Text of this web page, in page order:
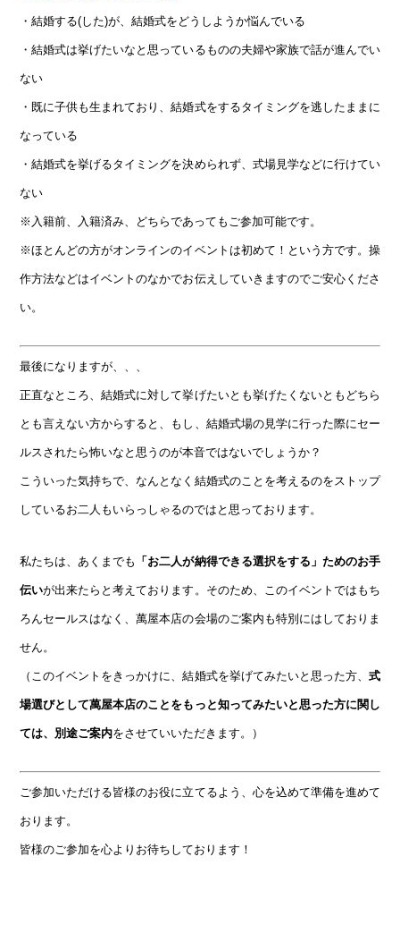
・結婚する(した)が、結婚式をどうしようか悩んでいる
・結婚式は挙げたいなと思っているものの夫婦や家族で話が進んでい
ない
・既に子供も生まれており、結婚式をするタイミングを逃したままに
なっている
・結婚式を挙げるタイミングを決められず、式場見学などに行けてい
ない
※入籍前、入籍済み、どちらであってもご参加可能です。
※ほとんどの方がオンラインのイベントは初めて！という方です。操
作方法などはイベントのなかでお伝えしていきますのでご安心くださ
い。
最後になりますが、、、
正直なところ、結婚式に対して挙げたいとも挙げたくないともどちら
とも言えない方からすると、もし、結婚式場の見学に行った際にセー
ルスされたら怖いなと思うのが本音ではないでしょうか？
こういった気持ちで、なんとなく結婚式のことを考えるのをストップ
しているお二人もいらっしゃるのではと思っております。
私たちは、あくまでも 「お二人が納得できる選択をする」ためのお手
伝いが出来たらと考えております。そのため、このイベントではもち
ろんセールスはなく、萬屋本店の会場のご案内も特別にはしておりま
せん。
（このイベントをきっかけに、結婚式を挙げてみたいと思った方、 式
場選びとして萬屋本店のことをもっと知ってみたいと思った方に関し
ては、別途ご案内をさせていいただきます。）
ご参加いただける皆様のお役に立てるよう、心を込めて準備を進めて
おります。
皆様のご参加を心よりお待ちしております！